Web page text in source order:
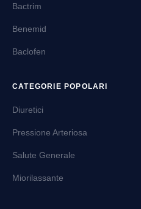
Bactrim
Benemid
Baclofen
CATEGORIE POPOLARI
Diuretici
Pressione Arteriosa
Salute Generale
Miorilassante